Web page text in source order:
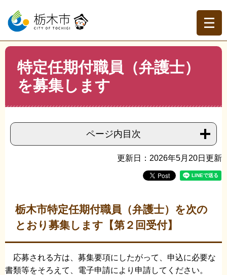
ー
の
先
ニ
ー
を
本
トップページ >分類でさがす >市政情報 >職員人事・採
>採用情報 > 特定任期付職員（弁護士）を募集します
特定任期付職員（弁護士）
を募集します
ページ内目次
更新日：2026年5月20日更新
栃木市特定任期付職員（弁護士）を次の
とおり募集します【第２回受付】
応募される方は、募集要項にしたがって、申込に必要な
書類等をそろえて、電子申請により申請してください。